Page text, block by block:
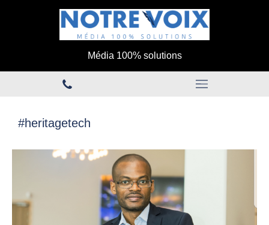
Média 100% solutions
#heritagetech